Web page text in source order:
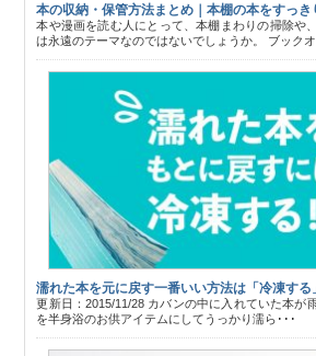
本の収納・保管方法まとめ｜本棚の本をすっき
本や漫画を読む人にとって、本棚まわりの掃除や
は永遠のテーマなのではないでしょうか。 ブック
濡れた本を元に戻す一番いい方法は「冷凍する
更新日：2015/11/28 カバンの中に入れていた本が
を半身浴のお供アイテムにしてうっかり濡ら･･･